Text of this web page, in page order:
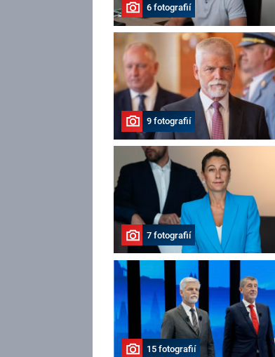
6 fotografií
9 fotografií
7 fotografií
15 fotografií